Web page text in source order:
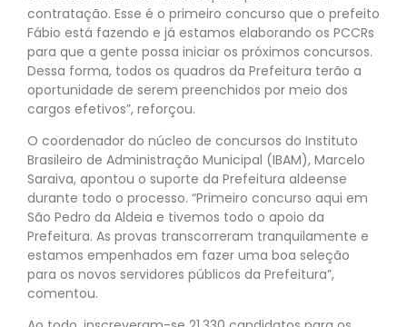
contratação. Esse é o primeiro concurso que o prefeito
Fábio está fazendo e já estamos elaborando os PCCRs
para que a gente possa iniciar os próximos concursos.
Dessa forma, todos os quadros da Prefeitura terão a
oportunidade de serem preenchidos por meio dos
cargos efetivos”, reforçou.
O coordenador do núcleo de concursos do Instituto
Brasileiro de Administração Municipal (IBAM), Marcelo
Saraiva, apontou o suporte da Prefeitura aldeense
durante todo o processo. “Primeiro concurso aqui em
São Pedro da Aldeia e tivemos todo o apoio da
Prefeitura. As provas transcorreram tranquilamente e
estamos empenhados em fazer uma boa seleção
para os novos servidores públicos da Prefeitura”,
comentou.